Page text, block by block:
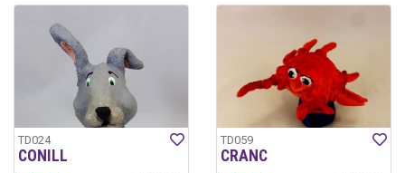
TD024
CONILL
TD059
CRANC